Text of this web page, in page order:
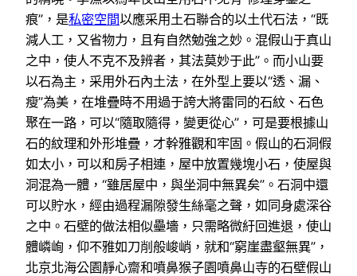
痕”，是私密空間以應采用土石聯合的以土代石法，“既
減人工，又省物力，且有自然勉強之妙。混假山于真山
之中，使人不克不及辨者，其法莫妙于此”。而小山要
以石為主，采用外石內土法，在外型上要以“透、漏、
瘦”為美，在堆疊時不用過于誇大將雷同的石紋、石色
聚在一路，可以“隨取隨得，變更從心”，可是要根據山
石的紋理和外形堆疊，才幹雅觀和牢固。假山的石洞假
如太小，可以和房子相連，屋中放置幾塊小石，使屋與
洞混為一體，“雖居屋中，與坐洞中無異矣”。石洞中還
可以貯水，經由過程漏隙發生絲毫之聲，如同身處深谷
之中。石壁的做法相似壘墻，只需略微紆回進退，使山
體嶙峋，仰不雅如刀削般峻峭，就和“窮崖盡壑無異”，
北京北海公園靜心齋和噴鼻猴子園噴鼻山寺的石壁假山